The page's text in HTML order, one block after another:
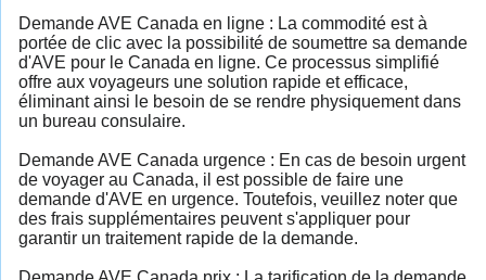
Demande AVE Canada en ligne : La commodité est à
portée de clic avec la possibilité de soumettre sa demande
d'AVE pour le Canada en ligne. Ce processus simplifié
offre aux voyageurs une solution rapide et efficace,
éliminant ainsi le besoin de se rendre physiquement dans
un bureau consulaire.
Demande AVE Canada urgence : En cas de besoin urgent
de voyager au Canada, il est possible de faire une
demande d'AVE en urgence. Toutefois, veuillez noter que
des frais supplémentaires peuvent s'appliquer pour
garantir un traitement rapide de la demande.